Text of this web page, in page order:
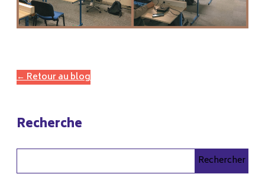
← Retour au blog
Recherche
Rechercher